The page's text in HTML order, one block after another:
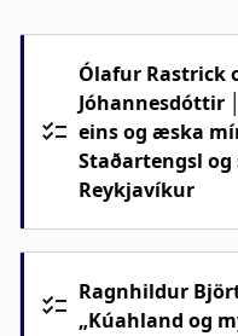
Ólafur Rastrick
Jóhannesdóttir
eins og æska
Staðartengsl
Reykjavíkur
Samband fólks
sífelldu og
reynslu og
Ragnhildur
„Kúahland og